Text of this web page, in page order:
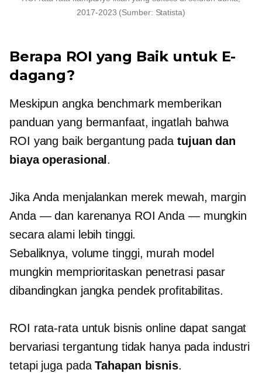
2017-2023 (Sumber: Statista)
Berapa ROI yang Baik untuk E-
dagang?
Meskipun angka benchmark memberikan
panduan yang bermanfaat, ingatlah bahwa
ROI yang baik bergantung pada tujuan dan
biaya operasional .
Jika Anda menjalankan merek mewah, margin
Anda — dan karenanya ROI Anda — mungkin
secara alami lebih tinggi.
Sebaliknya, volume tinggi, murah model
mungkin memprioritaskan penetrasi pasar
dibandingkan jangka pendekprofitabilitas.
ROI rata-rata untuk bisnis online dapat sangat
bervariasi tergantung tidak hanya pada industri
tetapi juga padaTahapan bisnis.